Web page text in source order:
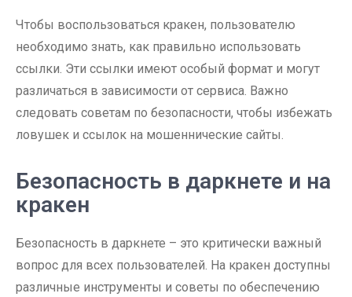
Чтобы воспользоваться кракен, пользователю
необходимо знать, как правильно использовать
ссылки. Эти ссылки имеют особый формат и могут
различаться в зависимости от сервиса. Важно
следовать советам по безопасности, чтобы избежать
ловушек и ссылок на мошеннические сайты.
Безопасность в даркнете и на
кракен
Безопасность в даркнете – это критически важный
вопрос для всех пользователей. На кракен доступны
различные инструменты и советы по обеспечению